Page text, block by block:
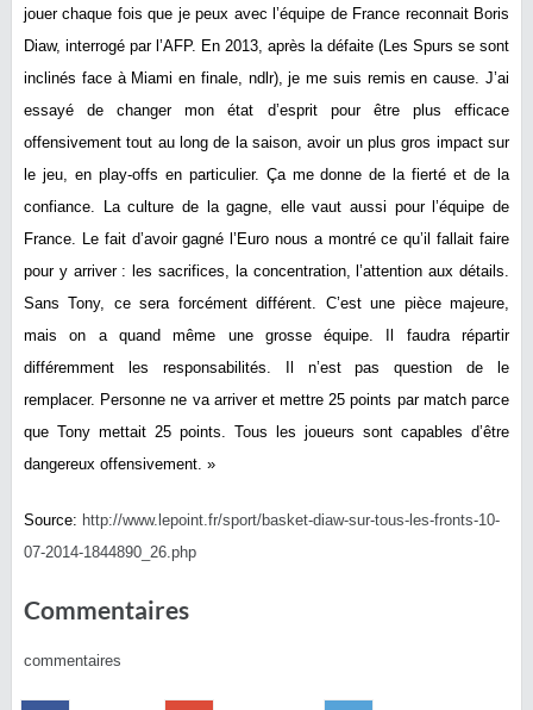
jouer chaque fois que je peux avec l’équipe de France reconnait Boris
Diaw, interrogé par l’AFP. En 2013, après la défaite (Les Spurs se sont
inclinés face à Miami en finale, ndlr), je me suis remis en cause. J’ai
essayé de changer mon état d’esprit pour être plus efficace
offensivement tout au long de la saison, avoir un plus gros impact sur
le jeu, en play-offs en particulier. Ça me donne de la fierté et de la
confiance. La culture de la gagne, elle vaut aussi pour l’équipe de
France. Le fait d’avoir gagné l’Euro nous a montré ce qu’il fallait faire
pour y arriver : les sacrifices, la concentration, l’attention aux détails.
Sans Tony, ce sera forcément différent. C’est une pièce majeure,
mais on a quand même une grosse équipe. Il faudra répartir
différemment les responsabilités. Il n’est pas question de le
remplacer. Personne ne va arriver et mettre 25 points par match parce
que Tony mettait 25 points. Tous les joueurs sont capables d’être
dangereux offensivement. »
Source: http://www.lepoint.fr/sport/basket-diaw-sur-tous-les-fronts-10-
07-2014-1844890_26.php
Commentaires
commentaires